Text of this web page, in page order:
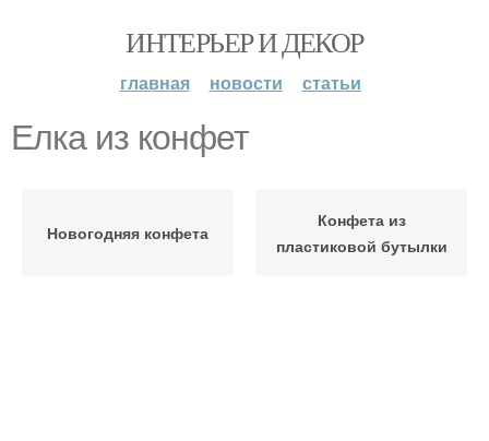
ИНТЕРЬЕР И ДЕКОР
главная новости статьи
Елка из конфет
Новогодняя конфета
Конфета из
пластиковой бутылки